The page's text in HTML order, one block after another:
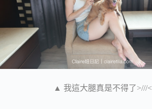
▲ 我這大腿真是不得了>///<